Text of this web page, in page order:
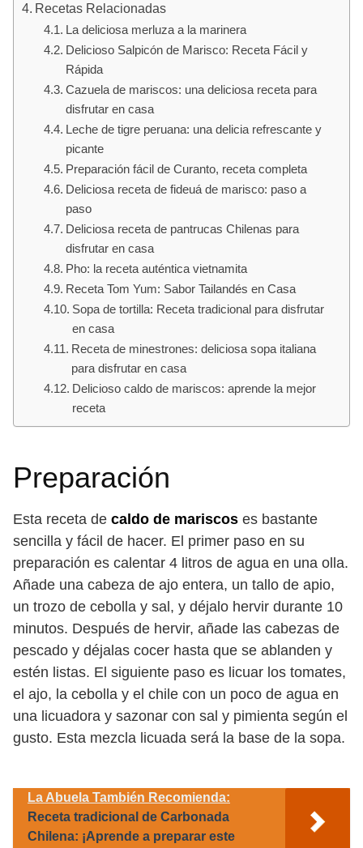
Recetas Relacionadas
La deliciosa merluza a la marinera
Delicioso Salpicón de Marisco: Receta Fácil y
Rápida
Cazuela de mariscos: una deliciosa receta para
disfrutar en casa
Leche de tigre peruana: una delicia refrescante y
picante
Preparación fácil de Curanto, receta completa
Deliciosa receta de fideuá de marisco: paso a
paso
Deliciosa receta de pantrucas Chilenas para
disfrutar en casa
Pho: la receta auténtica vietnamita
Receta Tom Yum: Sabor Tailandés en Casa
Sopa de tortilla: Receta tradicional para disfrutar
en casa
Receta de minestrones: deliciosa sopa italiana
para disfrutar en casa
Delicioso caldo de mariscos: aprende la mejor
receta
Preparación
Esta receta de caldo de mariscos es bastante
sencilla y fácil de hacer. El primer paso en su
preparación es calentar 4 litros de agua en una olla.
Añade una cabeza de ajo entera, un tallo de apio,
un trozo de cebolla y sal, y déjalo hervir durante 10
minutos. Después de hervir, añade las cabezas de
pescado y déjalas cocer hasta que se ablanden y
estén listas. El siguiente paso es licuar los tomates,
el ajo, la cebolla y el chile con un poco de agua en
una licuadora y sazonar con sal y pimienta según el
gusto. Esta mezcla licuada será la base de la sopa.
La Abuela También Recomienda:
Receta tradicional de Carbonada
Chilena: ¡Aprende a preparar este